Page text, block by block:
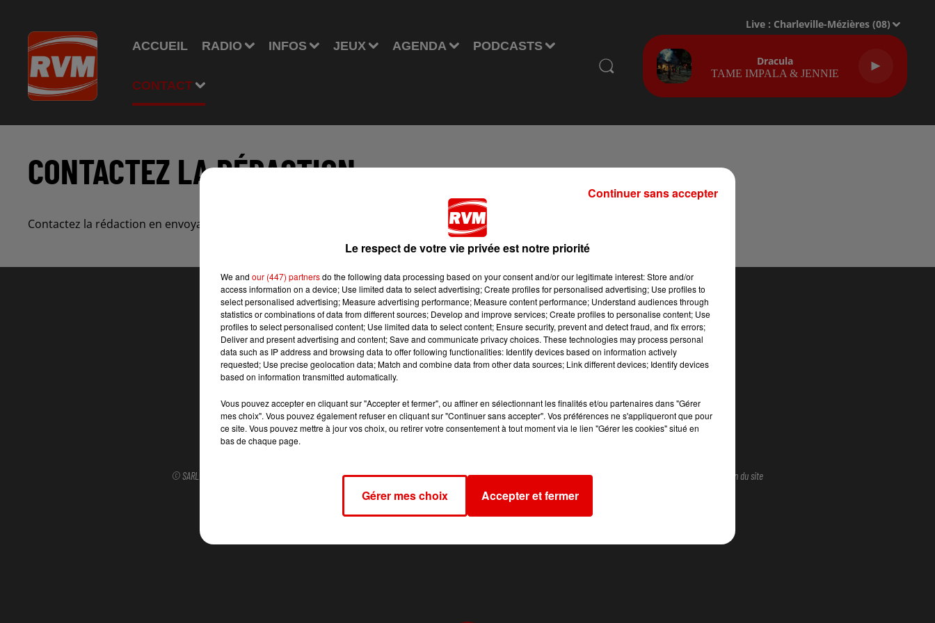
ACCUEIL RADIO INFOS JEUX AGENDA PODCASTS
CONTACT
Live : Charleville-Mézières (08)
Dracula
TAME IMPALA & JENNIE
CONTACTEZ LA RÉDACTION
Contactez la rédaction en envoyant un mail à 03.24.55.50.54
ACCUEIL RADIO INFOS JEUX AGENDA PODCASTS CONTACT
© SARL SCOP RVM - Tous droits réservés Mentions légales Conditions d'usage et charte pour la protection des données Plan du site
Archives 2026 2025 2024 2023 2022
Le respect de votre vie privée est notre priorité
We and our (447) partnersdo the following data processing based on your consent and/or our legitimate interest: Store and/or
access information on a device; Use limited data to select advertising; Create profiles for personalised advertising; Use profiles to
select personalised advertising; Measure advertising performance; Measure content performance; Understand audiences through
statistics or combinations of data from different sources; Develop and improve services; Create profiles to personalise content; Use
profiles to select personalised content; Use limited data to select content; Ensure security, prevent and detect fraud, and fix errors;
Deliver and present advertising and content; Save and communicate privacy choices. These technologies may process personal
data such as IP address and browsing data to offer following functionalities: Identify devices based on information actively
requested; Use precise geolocation data; Match and combine data from other data sources; Link different devices; Identify devices
based on information transmitted automatically.
Vous pouvez accepter en cliquant sur "Accepter et fermer", ou affiner en sélectionnant les finalités et/ou partenaires dans "Gérer
mes choix". Vous pouvez également refuser en cliquant sur "Continuer sans accepter". Vos préférences ne s'appliqueront que pour
ce site. Vous pouvez mettre à jour vos choix, ou retirer votre consentement à tout moment via le lien "Gérer les cookies" situé en
bas de chaque page.
Gérer mes choix Accepter et fermer
Continuer sans accepter